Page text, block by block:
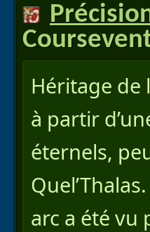
Héritage de
à partir
éternels,
arc a été vu